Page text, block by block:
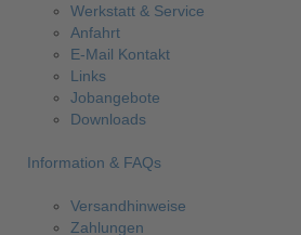
Werkstatt & Service
Anfahrt
E-Mail Kontakt
Links
Jobangebote
Downloads
Information & FAQs
Versandhinweise
Zahlungen